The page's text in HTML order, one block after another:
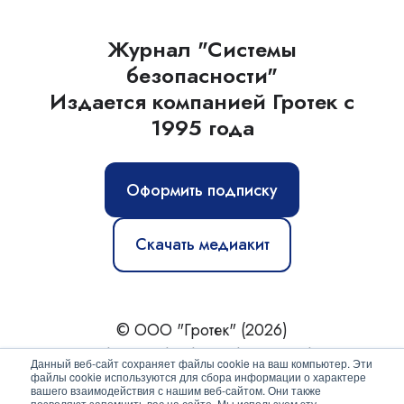
Данный веб-сайт сохраняет файлы cookie на ваш компьютер. Эти
файлы cookie используются для сбора информации о характере
вашего взаимодействия с нашим веб-сайтом. Они также
Журнал "Системы
безопасности"
Издается компанией Гротек с
1995 года
Оформить подписку
Скачать медиакит
© ООО "Гротек" (2026)
Новости|Статьи|Обзоры|Журнал|О нас